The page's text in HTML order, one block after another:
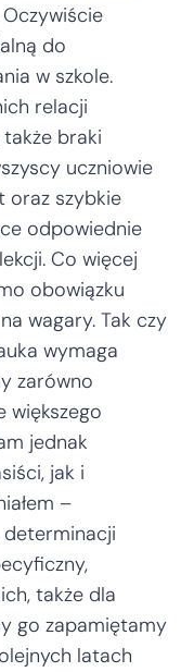
do
w szkole.
relacji
braki
uczniowie
oraz szybkie
odpowiednie
Co więcej
obowiązku
wagary. Tak czy
wymaga
zarówno
większego
jednak
jak i
–
determinacji
także dla
go zapamiętamy
latach